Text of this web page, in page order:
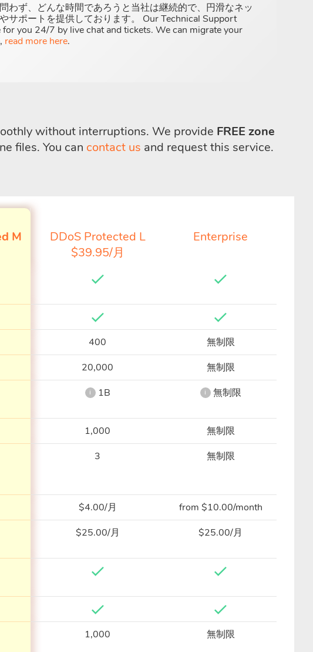
わず、どんな時間であろうと当社は継続的で、円滑なネッ
サポートを提供しております。 Our Technical Support
for you 24/7 by live chat and tickets. We can migrate your
read more here.
without interruptions. We provide FREE zone
files. You can contact us and request this service.
M
DDoS Protected L
$39.95/月
Enterprise
400 無制限
20,000 無制限
i 1B i 無制限
1,000 無制限
3 無制限
$4.00/月 from $10.00/month
$25.00/月 $25.00/月
1,000 無制限